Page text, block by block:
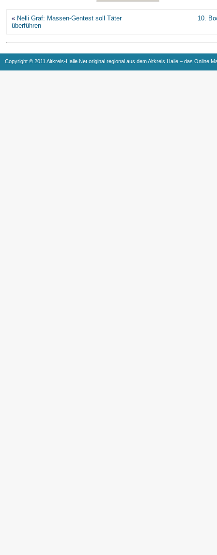
« Nelli Graf: Massen-Gentest soll Täter
überführen
10.
Copyright © 2011 Altkreis-Halle.Net original regional aus dem Altkreis Halle – das Online